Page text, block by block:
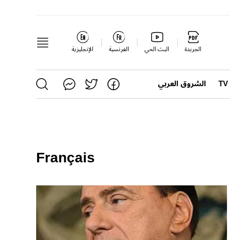
الجريدة البث الحي الفرنسية الإنجليزية
الشروق العربي
Français